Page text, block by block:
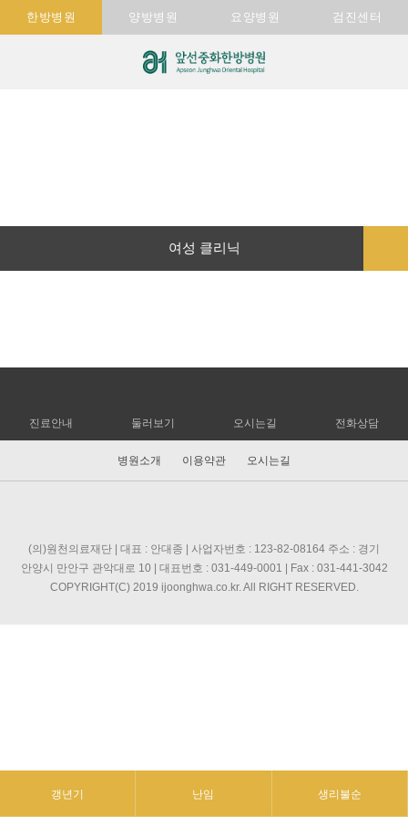
한방병원 양방병원 요양병원 검진센터
여성 클리닉
갱년기 난임 생리불순
진료안내 둘러보기 오시는길 전화상담
병원소개 이용약관 오시는길
(의)원천의료재단 | 대표 : 안대종 | 사업자번호 : 123-82-08164 주소 : 경기
안양시 만안구 관악대로 10 | 대표번호 : 031-449-0001 | Fax : 031-441-3042
COPYRIGHT(C) 2019 ijoonghwa.co.kr. All RIGHT RESERVED.